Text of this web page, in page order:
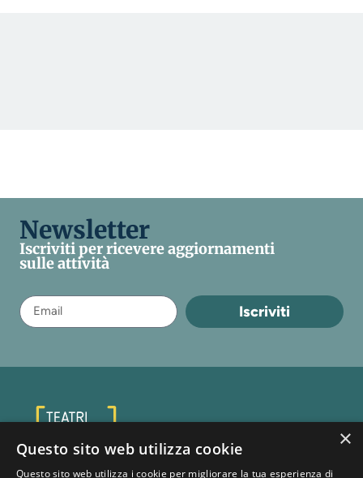
Newsletter
Iscriviti per ricevere aggiornamenti
sulle attività
Iscriviti
×
Questo sito web utilizza cookie
Questo sito web utilizza i cookie per migliorare la tua esperienza di